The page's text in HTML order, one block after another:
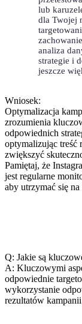
lub
dla ⁤Twojej‍
analiza
strategie i
jeszcze
Wniosek:
Optymalizacja
zrozumienia
odpowiednich
optymalizując treść
zwiększyć
Pamiętaj, że
jest regularne
aby utrzymać się⁢
Q: Jakie‌ są
A: ​Kluczowymi
odpowiednie
wykorzystanie
rezultatów